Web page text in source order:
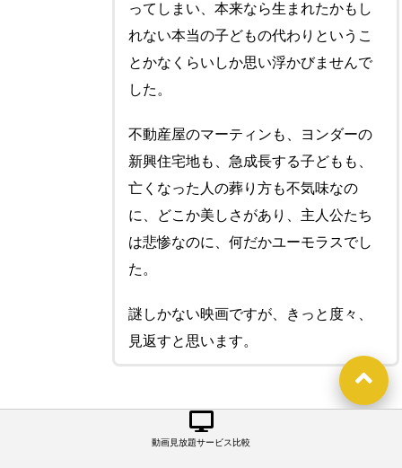
ってしまい、本来なら生まれたかもし
れない本当の子どもの代わりというこ
とかなくらいしか思い浮かびませんで
した。
不動産屋のマーティンも、ヨンダーの
新興住宅地も、急成長する子どもも、
亡くなった人の葬り方も不気味なの
に、どこか美しさがあり、主人公たち
は悲惨なのに、何だかユーモラスでし
た。
謎しかない映画ですが、きっと度々、
見返すと思います。
動画見放題サービス比較